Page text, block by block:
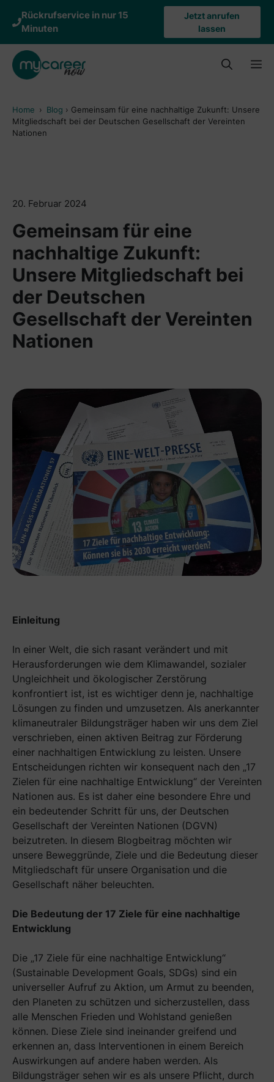
Inhalt
Rückrufservice in nur 15
Minuten
Jetzt anrufen
lassen
Home › Blog › Gemeinsam für eine nachhaltige Zukunft: Unsere
Mitgliedschaft bei der Deutschen Gesellschaft der Vereinten
Nationen
20. Februar 2024
Gemeinsam für eine
nachhaltige Zukunft:
Unsere Mitgliedschaft bei
der Deutschen
Gesellschaft der Vereinten
Nationen
Einleitung
In einer Welt, die sich rasant verändert und mit
Herausforderungen wie dem Klimawandel, sozialer
Ungleichheit und ökologischer Zerstörung
konfrontiert ist, ist es wichtiger denn je, nachhaltige
Lösungen zu finden und umzusetzen. Als anerkannter
klimaneutraler Bildungsträger haben wir uns dem Ziel
verschrieben, einen aktiven Beitrag zur Förderung
einer nachhaltigen Entwicklung zu leisten. Unsere
Entscheidungen richten wir konsequent nach den „17
Zielen für eine nachhaltige Entwicklung“ der Vereinten
Nationen aus. Es ist daher eine besondere Ehre und
ein bedeutender Schritt für uns, der Deutschen
Gesellschaft der Vereinten Nationen (DGVN)
beizutreten. In diesem Blogbeitrag möchten wir
unsere Beweggründe, Ziele und die Bedeutung dieser
Mitgliedschaft für unsere Organisation und die
Gesellschaft näher beleuchten.
Die Bedeutung der 17 Ziele für eine nachhaltige
Entwicklung
Die „17 Ziele für eine nachhaltige Entwicklung“
(Sustainable Development Goals, SDGs) sind ein
universeller Aufruf zu Aktion, um Armut zu beenden,
den Planeten zu schützen und sicherzustellen, dass
alle Menschen Frieden und Wohlstand genießen
können. Diese Ziele sind ineinander greifend und
erkennen an, dass Interventionen in einem Bereich
Auswirkungen auf andere haben werden. Als
Bildungsträger sehen wir es als unsere Pflicht, durch